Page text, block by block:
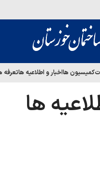
کمیسیون هااخبار و اطلاعیه هاتعرفه
ها